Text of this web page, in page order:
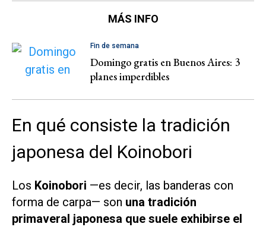
MÁS INFO
Fin de semana
Domingo gratis en Buenos Aires: 3
planes imperdibles
En qué consiste la tradición
japonesa del Koinobori
Los Koinobori —es decir, las banderas con
forma de carpa— son una tradición
primaveral japonesa que suele exhibirse el